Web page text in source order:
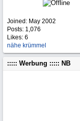
Joined: May 2002
Posts: 1,076
Likes: 6
nähe krümmel
::::: Werbung ::::: NB